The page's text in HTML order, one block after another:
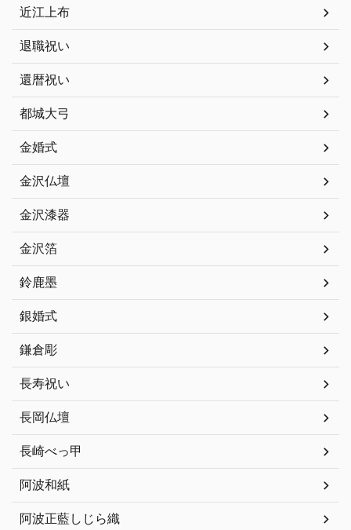
近江上布
退職祝い
還暦祝い
都城大弓
金婚式
金沢仏壇
金沢漆器
金沢箔
鈴鹿墨
銀婚式
鎌倉彫
長寿祝い
長岡仏壇
長崎べっ甲
阿波和紙
阿波正藍しじら織